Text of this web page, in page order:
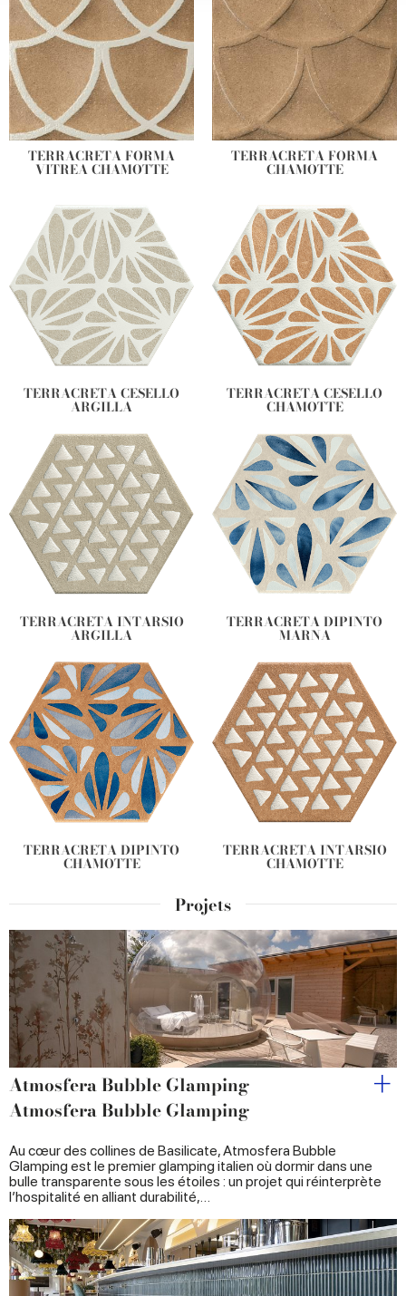
our social media, advertising and analytics partners who
may combine it with other information that you’ve
provided to them or that they’ve collected from your use
of their services.
TERRACRETA FORMA
VITREA CHAMOTTE
TERRACRETA FORMA
CHAMOTTE
TERRACRETA CESELLO
ARGILLA
TERRACRETA CESELLO
CHAMOTTE
TERRACRETA INTARSIO
ARGILLA
TERRACRETA DIPINTO
MARNA
TERRACRETA DIPINTO
CHAMOTTE
TERRACRETA INTARSIO
CHAMOTTE
Projets
Atmosfera Bubble Glamping
Atmosfera Bubble Glamping
Au cœur des collines de Basilicate, Atmosfera Bubble
Glamping est le premier glamping italien où dormir dans une
bulle transparente sous les étoiles : un projet qui réinterprète
l’hospitalité en alliant durabilité,…